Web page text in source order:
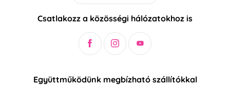
Csatlakozz a közösségi hálózatokhoz is
Együttműködünk megbízható szállítókkal